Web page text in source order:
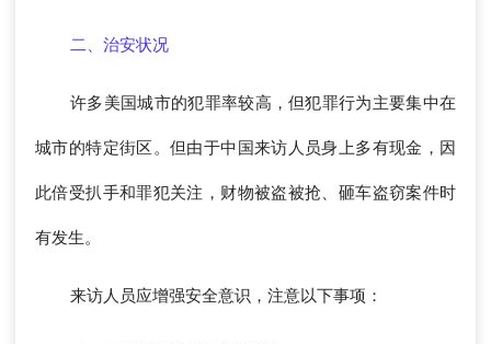
二、治安状况
许多美国城市的犯罪率较高，但犯罪行为主要集中在
城市的特定街区。但由于中国来访人员身上多有现金，因
此倍受扒手和罪犯关注，财物被盗被抢、砸车盗窃案件时
有发生。
来访人员应增强安全意识，注意以下事项：